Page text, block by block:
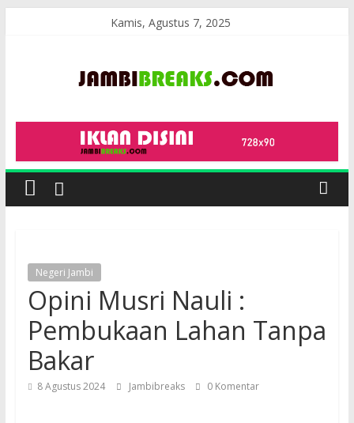
Kamis, Agustus 7, 2025
JambiBreaks
Negeri Jambi
Opini Musri Nauli :
Pembukaan Lahan Tanpa
Bakar
8 Agustus 2024 Jambibreaks 0 Komentar